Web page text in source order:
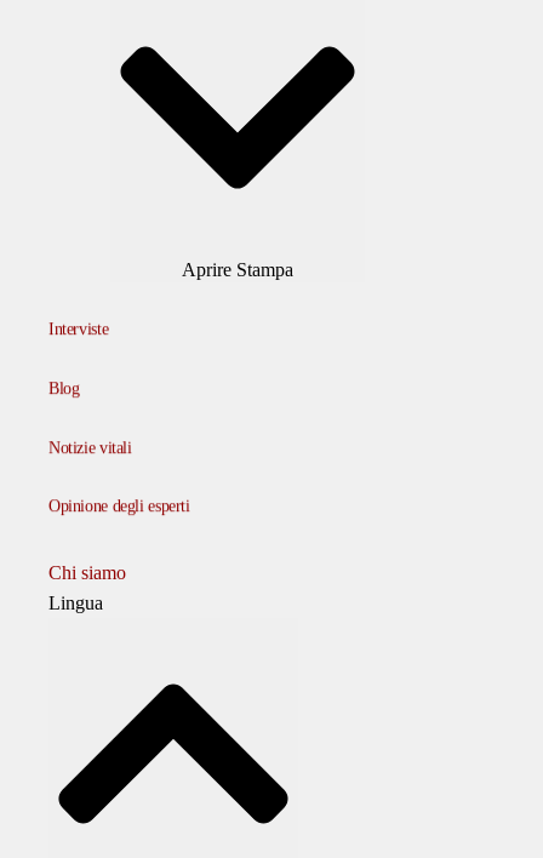
Aprire Stampa
Interviste
Blog
Notizie vitali
Opinione degli esperti
Chi siamo
Lingua